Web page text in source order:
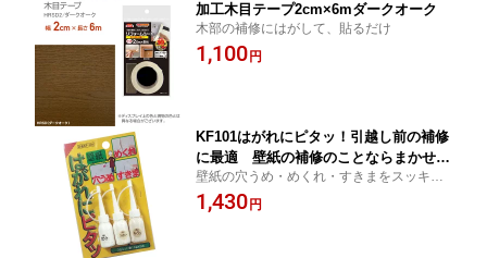
加工木目テープ2cm×6mダークオーク
木部の補修にはがして、貼るだけ
1,100 円
KF101はがれにピタッ！引越し前の補修
に最適 壁紙の補修のことならまかせ
て！ネコポス発送可能
壁紙の穴うめ・めくれ・すきまをスッキリ
補修します
1,430 円